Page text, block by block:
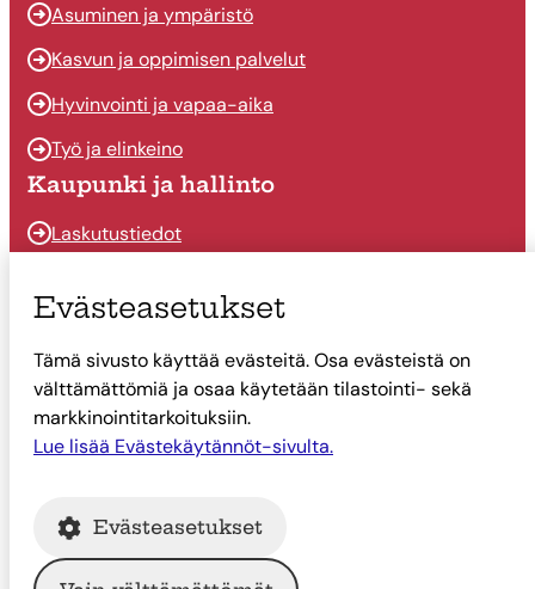
Asuminen ja ympäristö
Kasvun ja oppimisen palvelut
Hyvinvointi ja vapaa-aika
Työ ja elinkeino
Kaupunki ja hallinto
Laskutustiedot
Päätöksenteko
Talous
Yhteystiedot
Tietoa Suonenjoesta
Tietoa Suonenjoesta
Evästeasetukset
Tämä sivusto käyttää evästeitä. Osa evästeistä on
välttämättömiä ja osaa käytetään tilastointi- sekä
markkinointitarkoituksiin.
Lue lisää Evästekäytännöt-sivulta.
Evästeasetukset